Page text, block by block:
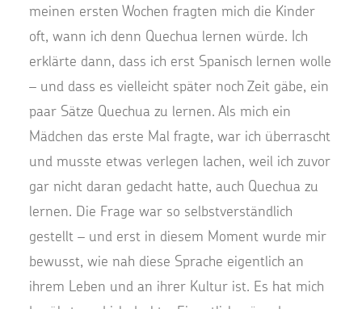
meinen ersten Wochen fragten mich die Kinder
oft, wann ich denn Quechua lernen würde. Ich
erklärte dann, dass ich erst Spanisch lernen wolle
– und dass es vielleicht später noch Zeit gäbe, ein
paar Sätze Quechua zu lernen. Als mich ein
Mädchen das erste Mal fragte, war ich überrascht
und musste etwas verlegen lachen, weil ich zuvor
gar nicht daran gedacht hatte, auch Quechua zu
lernen. Die Frage war so selbstverständlich
gestellt – und erst in diesem Moment wurde mir
bewusst, wie nah diese Sprache eigentlich an
ihrem Leben und an ihrer Kultur ist. Es hat mich